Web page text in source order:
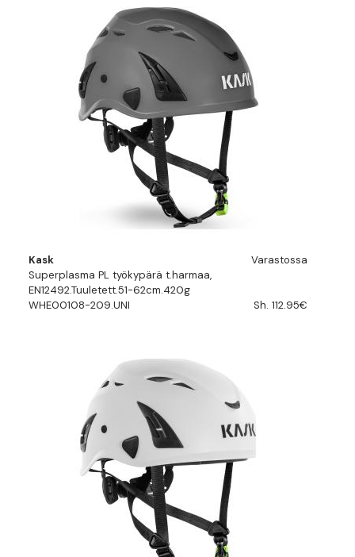
Kask
Varastossa
Superplasma PL työkypärä t.harmaa,
EN12492.Tuuletett.51-62cm.420g
WHE00108-209.UNI
Sh. 112.95€